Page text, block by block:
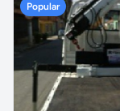
Popular